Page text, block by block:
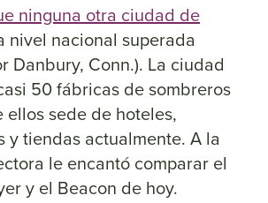
ninguna otra ciudad de
nivel nacional superada
Danbury, Conn.). La ciudad
50 fábricas de sombreros
sede de hoteles,
y tiendas actualmente. A la
le encantó comparar el
y el Beacon de hoy.